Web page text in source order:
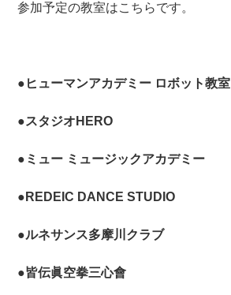
参加予定の教室はこちらです。
●ヒューマンアカデミー ロボット教室
●スタジオHERO
●ミュー ミュージックアカデミー
●REDEIC DANCE STUDIO
●ルネサンス多摩川クラブ
●皆伝眞空拳三心會